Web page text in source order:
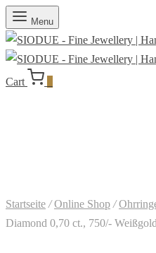
Menu
Cart
Startseite / Online Shop /
Diamond 0,70 ct., 750/-